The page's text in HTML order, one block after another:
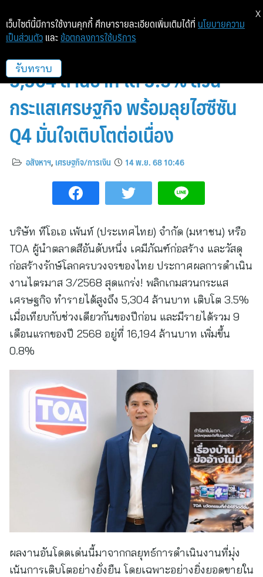
TOA พลิกเกม Q3/68 กวาดรายได้
5,304 ล้านบาท โต 3.5% สวน
กระแสเศรษฐกิจ พร้อมลุยไฮซีซัน
Q4 มั่นใจเติบโตต่อเนื่อง
อสังหาฯ, เศรษฐกิจ/การเงิน 14 พ.ย. 68 10:46
บริษัท ทีโอเอ เพ้นท์ (ประเทศไทย) จำกัด (มหาชน) หรือ
TOA ผู้นำตลาดสีอันดับหนึ่ง เคมีภัณฑ์ก่อสร้าง และวัสดุ
ก่อสร้างรักษ์โลกครบวงจรของไทย ประกาศผลการดำเนิน
งานไตรมาส 3/2568 สุดแกร่ง! พลิกเกมสวนกระแส
เศรษฐกิจ ทำรายได้สูงถึง 5,304 ล้านบาท เติบโต 3.5%
เมื่อเทียบกับช่วงเดียวกันของปีก่อน และมีรายได้รวม 9
เดือนแรกของปี 2568 อยู่ที่ 16,194 ล้านบาท เพิ่มขึ้น
0.8%
ผลงานอันโดดเด่นนี้มาจากกลยุทธ์การดำเนินงานที่มุ่ง
เน้นการเติบโตอย่างยั่งยืน โดยเฉพาะอย่างยิ่งยอดขายใน
เว็บไซต์นี้มีการใช้งานคุกกี้ ศึกษารายละเอียดเพิ่มเติมได้ที่ นโยบายความ
เป็นส่วนตัว และ ข้อตกลงการใช้บริการ
รับทราบ
X